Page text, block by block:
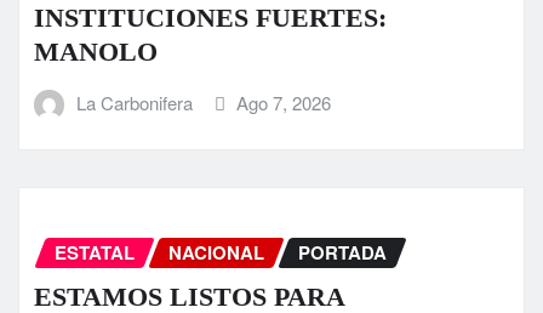
INSTITUCIONES FUERTES:
MANOLO
La Carbonifera Ago 7, 2026
ESTATAL NACIONAL PORTADA
ESTAMOS LISTOS PARA